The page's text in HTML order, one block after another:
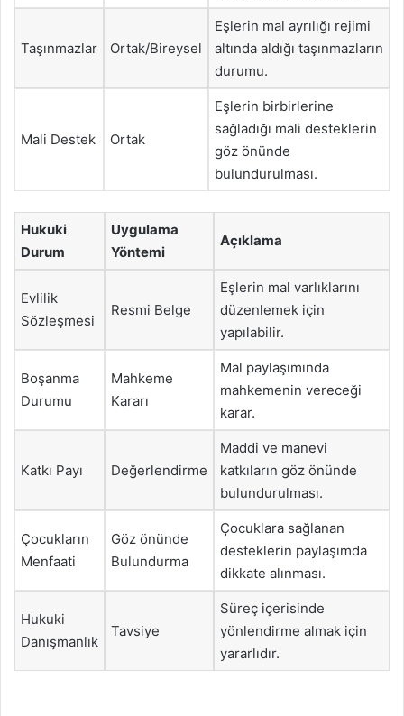
Taşınmazlar Ortak/Bireysel
Eşlerin mal ayrılığı rejimi
altında aldığı taşınmazların
durumu.
Mali Destek Ortak
Eşlerin birbirlerine
sağladığı mali desteklerin
göz önünde
bulundurulması.
Hukuki
Durum
Uygulama
Yöntemi
Açıklama
Evlilik
Sözleşmesi
Resmi Belge
Eşlerin mal varlıklarını
düzenlemek için
yapılabilir.
Boşanma
Durumu
Mahkeme
Kararı
Mal paylaşımında
mahkemenin vereceği
karar.
Katkı Payı Değerlendirme
Maddi ve manevi
katkıların göz önünde
bulundurulması.
Çocukların
Menfaati
Göz önünde
Bulundurma
Çocuklara sağlanan
desteklerin paylaşımda
dikkate alınması.
Hukuki
Danışmanlık
Tavsiye
Süreç içerisinde
yönlendirme almak için
yararlıdır.